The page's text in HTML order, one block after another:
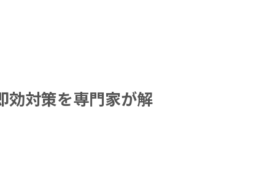
効対策を専門家が解